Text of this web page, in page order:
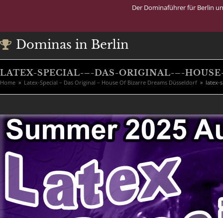
Der Dominaführer für Berlin
Dominas in Berlin
LATEX-SPECIAL-–-DAS-ORIGINAL-–-
Home » Latex-Special – Das Original – House Of Bizarre Dreams Düsseldorf » latex-